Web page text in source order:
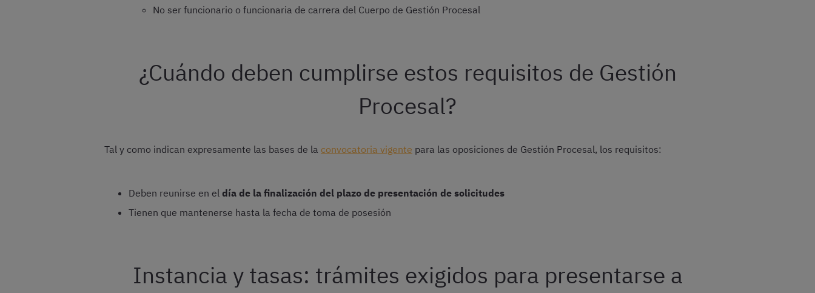
No ser funcionario o funcionaria de carrera del Cuerpo de Gestión Procesal
¿Cuándo deben cumplirse estos requisitos de Gestión
Procesal?
Tal y como indican expresamente las bases de la convocatoria vigente para las oposiciones de Gestión Procesal, los requisitos:
Deben reunirse en el día de la finalización del plazo de presentación de solicitudes
Tienen que mantenerse hasta la fecha de toma de posesión
Instancia y tasas: trámites exigidos para presentarse a